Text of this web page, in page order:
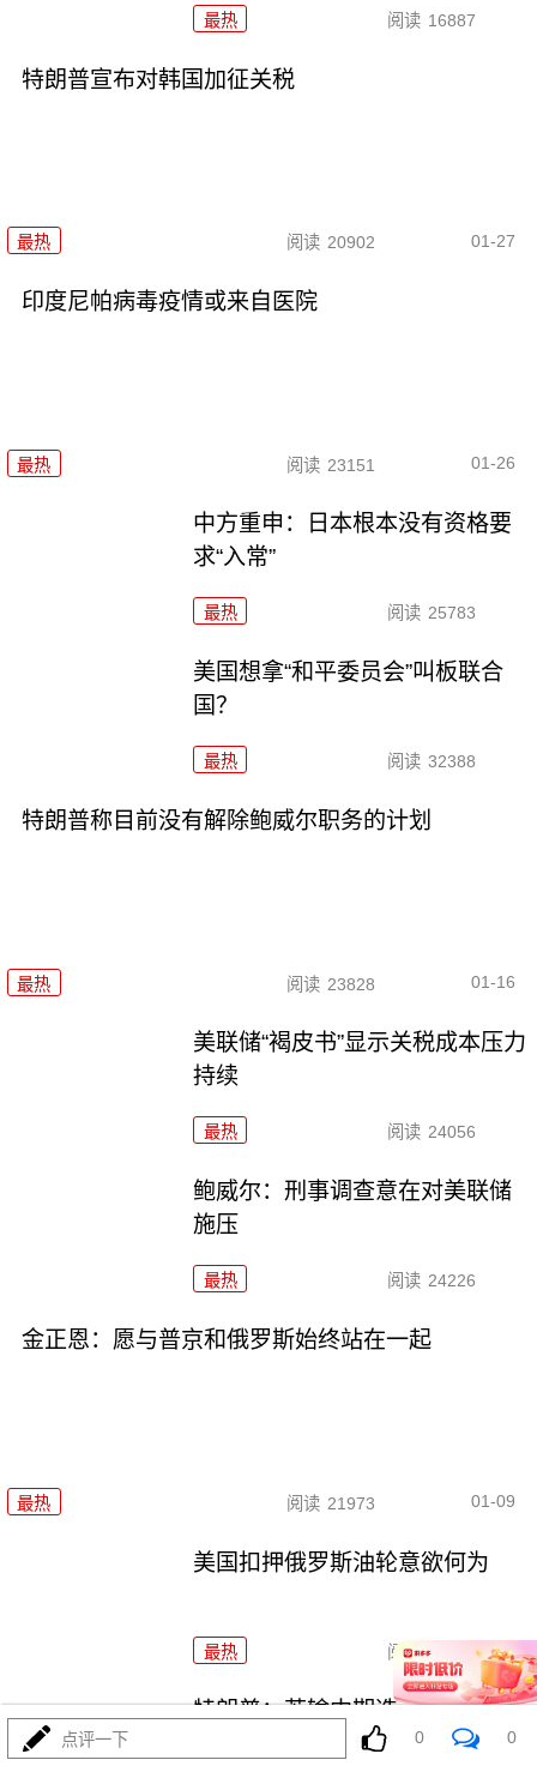
最热 阅读 16887
特朗普宣布对韩国加征关税
最热 阅读 20902 01-27
印度尼帕病毒疫情或来自医院
最热 阅读 23151 01-26
中方重申：日本根本没有资格要
求“入常”
最热 阅读 25783
美国想拿“和平委员会”叫板联合
国？
最热 阅读 32388
特朗普称目前没有解除鲍威尔职务的计划
最热 阅读 23828 01-16
美联储“褐皮书”显示关税成本压力
持续
最热 阅读 24056
鲍威尔：刑事调查意在对美联储
施压
最热 阅读 24226
金正恩：愿与普京和俄罗斯始终站在一起
最热 阅读 21973 01-09
美国扣押俄罗斯油轮意欲何为
最热 阅读 37671
特朗普：若输中期选举，我可能
点评一下 0 0